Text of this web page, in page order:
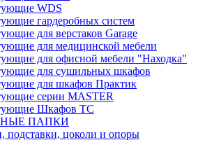
WDS
гардеробных систем
для верстаков Garage
для медицинской мебели
для офисной мебели "Находка"
для сушильных шкафов
для шкафов Практик
серии MASTER
Шкафов ТС
ПАПКИ
подставки, цоколи и опоры